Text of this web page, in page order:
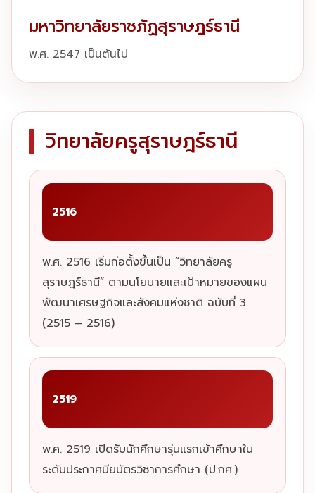
มหาวิทยาลัยราชภัฏสุราษฎร์ธานี
พ.ศ. 2547 เป็นต้นไป
วิทยาลัยครูสุราษฎร์ธานี
2516
พ.ศ. 2516 เริ่มก่อตั้งขึ้นเป็น “วิทยาลัยครู
สุราษฎร์ธานี” ตามนโยบายและเป้าหมายของแผน
พัฒนาเศรษฐกิจและสังคมแห่งชาติ ฉบับที่ 3
(2515 – 2516)
2519
พ.ศ. 2519 เปิดรับนักศึกษารุ่นแรกเข้าศึกษาใน
ระดับประกาศนียบัตรวิชาการศึกษา (ป.กศ.)